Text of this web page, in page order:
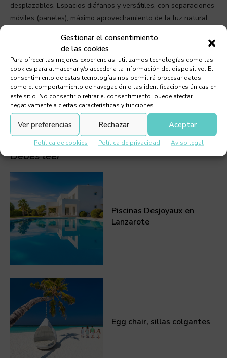
Gestionar el consentimiento
de las cookies
Para ofrecer las mejores experiencias, utilizamos tecnologías como las
cookies para almacenar y/o acceder a la información del dispositivo. El
consentimiento de estas tecnologías nos permitirá procesar datos
como el comportamiento de navegación o las identificaciones únicas en
este sitio. No consentir o retirar el consentimiento, puede afectar
negativamente a ciertas características y funciones.
Aceptar
Rechazar
Ver preferencias
Política de cookies Política de privacidad Aviso legal
desplazables. Espacios diáfanos y versátiles, con separaciones
móviles (paneles), máximo aprovechamiento de la luz natural
lograr sensación de amplitud y almacenamiento con puertas
ciegas para evitar el ruido visual.
ETIQUETAS: DECORACIÓN
Debes leer
Piscinas Desjoyaux en
Lanzarote
Egg chair, sillas colgantes